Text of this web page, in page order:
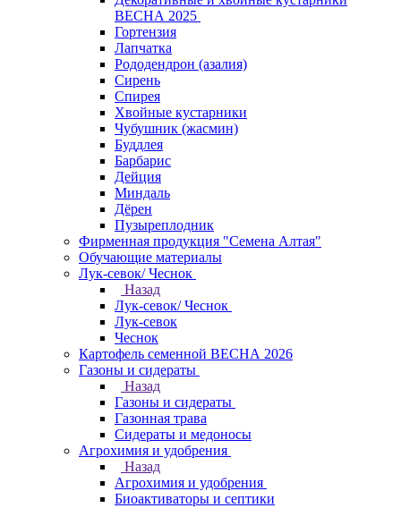
ВЕСНА 2025
Гортензия
Лапчатка
Рододендрон (азалия)
Сирень
Спирея
Хвойные кустарники
Чубушник (жасмин)
Буддлея
Барбарис
Дейция
Миндаль
Дёрен
Пузыреплодник
Фирменная продукция "Семена Алтая"
Обучающие материалы
Лук-севок/ Чеснок
Назад
Лук-севок/ Чеснок
Лук-севок
Чеснок
Картофель семенной ВЕСНА 2026
Газоны и сидераты
Назад
Газоны и сидераты
Газонная трава
Сидераты и медоносы
Агрохимия и удобрения
Назад
Агрохимия и удобрения
Биоактиваторы и септики